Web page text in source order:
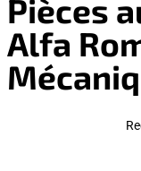
Pièces
Alfa